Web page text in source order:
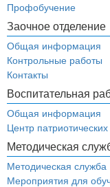
Профобучение
Заочное отделение
Общая информация
Контрольные работы
Контакты
Воспитательная
Общая информация
Центр
Методическая
Методическая служба
Мероприятия для